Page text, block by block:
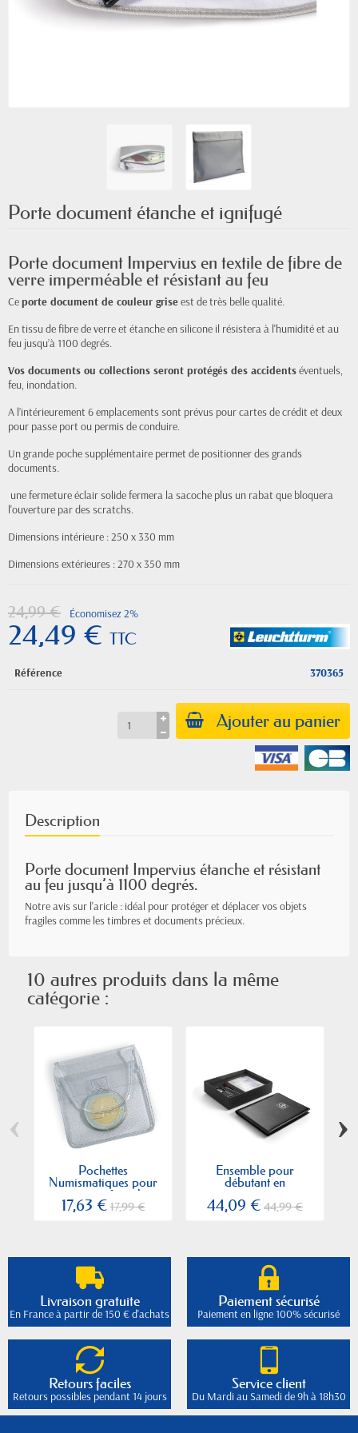
Porte document étanche et ignifugé
Porte document Impervius en textile de fibre de
verre imperméable et résistant au feu
Ceporte document de couleur griseest de très belle qualité.
En tissu de fibre de verre et étanche en silicone il résistera à l'humidité et au
feu jusqu’à 1100 degrés.
Vos documents ou collections seront protégés des accidentséventuels,
feu, inondation.
A l’intérieurement 6 emplacements sont prévus pour cartes de crédit et deux
pour passe port ou permis de conduire.
Un grande poche supplémentaire permet de positionner des grands
documents.
une fermeture éclair solide fermera la sacoche plus un rabat que bloquera
l'ouverture par des scratchs.
Dimensions intérieure : 250 x 330 mm
Dimensions extérieures : 270 x 350 mm
24,99 € Économisez 2%
24,49 € TTC
Référence 370365
Ajouter au panier
Description
Porte document Impervius étanche et résistant
au feu jusqu’à 1100 degrés.
Notre avis sur l'aricle : idéal pour protéger et déplacer vos objets
fragiles comme les timbres et documents précieux.
10 autres produits dans la même
catégorie :
Pochettes
Numismatiques pour
monnaies 1 poche
17,63 €17,99 €
Ensemble pour
débutant en
44,09 € 44,99 €
‹ ›
Livraison gratuite
En France à partir de 150 € d'achats
Paiement sécurisé
Paiement en ligne 100% sécurisé
Retours faciles
Retours possibles pendant 14 jours
Service client
Du Mardi au Samedi de 9h à 18h30